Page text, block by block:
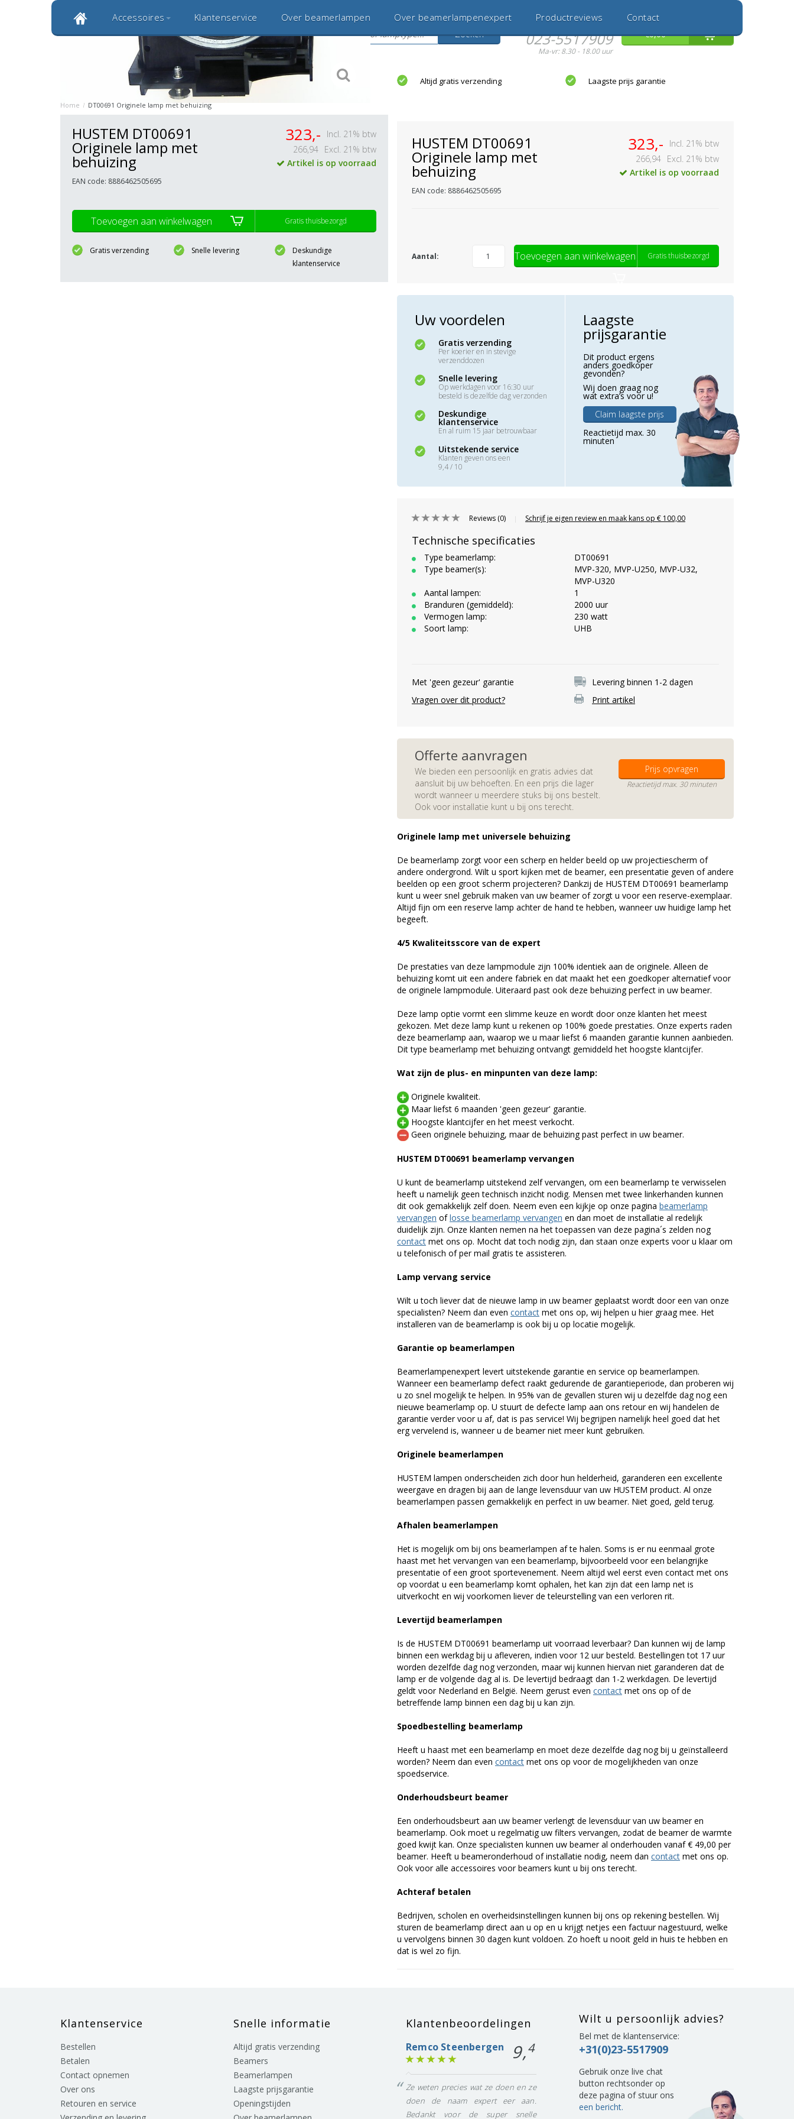
Inloggen
Klantbeoordeling 9,0
Bekijk alle 1000+ reviews
Zoeken
Hulp nodig?
023-5517909
Ma-vr: 8.30 - 18.00 uur
€0,00
Accessoires Klantenservice Over beamerlampen Over beamerlampenexpert Productreviews Contact
Originele kwaliteitsproducten 20 jaar betrouwbaar en ervaren Altijd gratis verzending Laagste prijs garantie
Home / DT00691 Originele lamp met behuizing
HUSTEM DT00691
Originele lamp met
behuizing
EAN code: 8886462505695
323,-
Incl. 21% btw
266,94 Excl. 21% btw
Artikel is op voorraad
Toevoegen aan winkelwagen Gratis thuisbezorgd
Gratis verzending Snelle levering
Deskundige
klantenservice
HUSTEM DT00691
Originele lamp met
behuizing
EAN code: 8886462505695
323,-
Incl. 21% btw
266,94 Excl. 21% btw
Artikel is op voorraad
Aantal: Toevoegen aan winkelwagen Gratis thuisbezorgd
Uw voordelen
Gratis verzending
Per koerier en in stevige
verzenddozen
Snelle levering
Op werkdagen voor 16:30 uur
besteld is dezelfde dag verzonden
Deskundige
klantenservice
En al ruim 15 jaar betrouwbaar
Uitstekende service
Klanten geven ons een
9,4 / 10
Laagste
prijsgarantie
Dit product ergens
anders goedkoper
gevonden?
Wij doen graag nog
wat extra’s voor u!
Claim laagste prijs
Reactietijd max. 30
minuten
Reviews (0) Schrijf je eigen review en maak kans op € 100,00
Technische specificaties
Type beamerlamp:
DT00691
Type beamer(s):
MVP-320, MVP-U250, MVP-U32,
MVP-U320
Aantal lampen:
1
Branduren (gemiddeld):
2000 uur
Vermogen lamp:
230 watt
Soort lamp:
UHB
Met 'geen gezeur' garantie
Levering binnen 1-2 dagen
Vragen over dit product?
Print artikel
Offerte aanvragen
We bieden een persoonlijk en gratis advies dat
aansluit bij uw behoeften. En een prijs die lager
wordt wanneer u meerdere stuks bij ons bestelt.
Ook voor installatie kunt u bij ons terecht.
Prijs opvragen
Reactietijd max. 30 minuten
Originele lamp met universele behuizing
De beamerlamp zorgt voor een scherp en helder beeld op uw projectiescherm of
andere ondergrond. Wilt u sport kijken met de beamer, een presentatie geven of andere
beelden op een groot scherm projecteren? Dankzij de HUSTEM DT00691 beamerlamp
kunt u weer snel gebruik maken van uw beamer of zorgt u voor een reserve-exemplaar.
Altijd fijn om een reserve lamp achter de hand te hebben, wanneer uw huidige lamp het
begeeft.
4/5 Kwaliteitsscore van de expert
De prestaties van deze lampmodule zijn 100% identiek aan de originele. Alleen de
behuizing komt uit een andere fabriek en dat maakt het een goedkoper alternatief voor
de originele lampmodule. Uiteraard past ook deze behuizing perfect in uw beamer.
Deze lamp optie vormt een slimme keuze en wordt door onze klanten het meest
gekozen. Met deze lamp kunt u rekenen op 100% goede prestaties. Onze experts raden
deze beamerlamp aan, waarop we u maar liefst 6 maanden garantie kunnen aanbieden.
Dit type beamerlamp met behuizing ontvangt gemiddeld het hoogste klantcijfer.
Wat zijn de plus- en minpunten van deze lamp:
Originele kwaliteit.
Maar liefst 6 maanden 'geen gezeur' garantie.
Hoogste klantcijfer en het meest verkocht.
Geen originele behuizing, maar de behuizing past perfect in uw beamer.
HUSTEM DT00691 beamerlamp vervangen
U kunt de beamerlamp uitstekend zelf vervangen, om een beamerlamp te verwisselen
heeft u namelijk geen technisch inzicht nodig. Mensen met twee linkerhanden kunnen
dit ook gemakkelijk zelf doen. Neem even een kijkje op onze pagina beamerlamp
vervangen oflosse beamerlamp vervangen en dan moet de installatie al redelijk
duidelijk zijn. Onze klanten nemen na het toepassen van deze pagina´s zelden nog
contact met ons op. Mocht dat toch nodig zijn, dan staan onze experts voor u klaar om
u telefonisch of per mail gratis te assisteren.
Lamp vervang service
Wilt u toch liever dat de nieuwe lamp in uw beamer geplaatst wordt door een van onze
specialisten? Neem dan even contact met ons op, wij helpen u hier graag mee. Het
installeren van de beamerlamp is ook bij u op locatie mogelijk.
Garantie op beamerlampen
Beamerlampenexpert levert uitstekende garantie en service op beamerlampen.
Wanneer een beamerlamp defect raakt gedurende de garantieperiode, dan proberen wij
u zo snel mogelijk te helpen. In 95% van de gevallen sturen wij u dezelfde dag nog een
nieuwe beamerlamp op. U stuurt de defecte lamp aan ons retour en wij handelen de
garantie verder voor u af, dat is pas service! Wij begrijpen namelijk heel goed dat het
erg vervelend is, wanneer u de beamer niet meer kunt gebruiken.
Originele beamerlampen
HUSTEM lampen onderscheiden zich door hun helderheid, garanderen een excellente
weergave en dragen bij aan de lange levensduur van uw HUSTEM product. Al onze
beamerlampen passen gemakkelijk en perfect in uw beamer. Niet goed, geld terug.
Afhalen beamerlampen
Het is mogelijk om bij ons beamerlampen af te halen. Soms is er nu eenmaal grote
haast met het vervangen van een beamerlamp, bijvoorbeeld voor een belangrijke
presentatie of een groot sportevenement. Neem altijd wel eerst even contact met ons
op voordat u een beamerlamp komt ophalen, het kan zijn dat een lamp net is
uitverkocht en wij voorkomen liever de teleurstelling van een verloren rit.
Levertijd beamerlampen
Is de HUSTEM DT00691 beamerlamp uit voorraad leverbaar? Dan kunnen wij de lamp
binnen een werkdag bij u afleveren, indien voor 12 uur besteld. Bestellingen tot 17 uur
worden dezelfde dag nog verzonden, maar wij kunnen hiervan niet garanderen dat de
lamp er de volgende dag al is. De levertijd bedraagt dan 1-2 werkdagen. De levertijd
geldt voor Nederland en België. Neem gerust even contact met ons op of de
betreffende lamp binnen een dag bij u kan zijn.
Spoedbestelling beamerlamp
Heeft u haast met een beamerlamp en moet deze dezelfde dag nog bij u geïnstalleerd
worden? Neem dan even contact met ons op voor de mogelijkheden van onze
spoedservice.
Onderhoudsbeurt beamer
Een onderhoudsbeurt aan uw beamer verlengt de levensduur van uw beamer en
beamerlamp. Ook moet u regelmatig uw filters vervangen, zodat de beamer de warmte
goed kwijt kan. Onze specialisten kunnen uw beamer al onderhouden vanaf € 49,00 per
beamer. Heeft u beameronderhoud of installatie nodig, neem dan contact met ons op.
Ook voor alle accessoires voor beamers kunt u bij ons terecht.
Achteraf betalen
Bedrijven, scholen en overheidsinstellingen kunnen bij ons op rekening bestellen. Wij
sturen de beamerlamp direct aan u op en u krijgt netjes een factuur nagestuurd, welke
u vervolgens binnen 30 dagen kunt voldoen. Zo hoeft u nooit geld in huis te hebben en
dat is wel zo fijn.
Klantenservice
Bestellen
Betalen
Contact opnemen
Over ons
Retouren en service
Snelle informatie
Altijd gratis verzending
Beamers
Beamerlampen
Laagste prijsgarantie
Openingstijden
Klantenbeoordelingen
Remco Steenbergen 9,4
Ze weten precies wat ze doen en ze
doen de naam expert eer aan.
Bedankt voor de super snelle
Wilt u persoonlijk advies?
Bel met de klantenservice:
+31(0)23-5517909
Gebruik onze live chat
button rechtsonder op
deze pagina of stuur ons
een bericht.